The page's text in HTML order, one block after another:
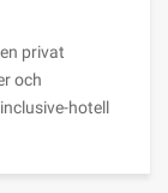
privat
och
hotell